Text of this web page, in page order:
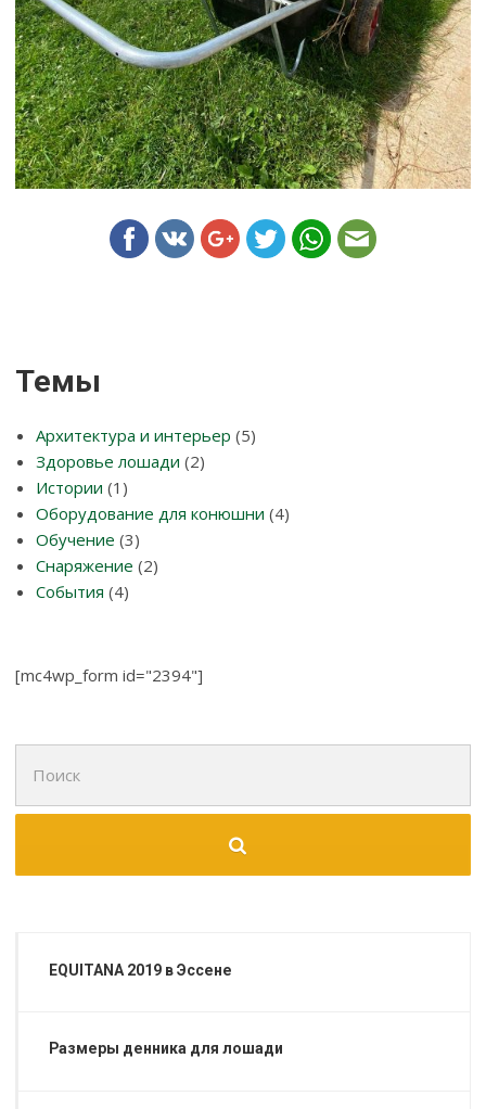
Темы
Архитектура и интерьер (5)
Здоровье лошади (2)
Истории (1)
Оборудование для конюшни (4)
Обучение (3)
Снаряжение (2)
События (4)
[mc4wp_form id="2394"]
для:
EQUITANA 2019 в Эссене
Размеры денника для лошади